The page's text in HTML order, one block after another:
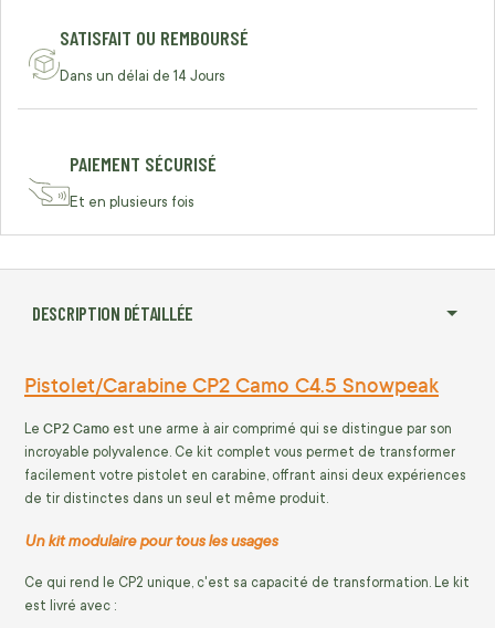
SATISFAIT OU REMBOURSÉ
Dans un délai de 14 Jours
PAIEMENT SÉCURISÉ
Et en plusieurs fois
DESCRIPTION DÉTAILLÉE
Pistolet/Carabine CP2 Camo C4.5 Snowpeak
Le CP2 Camo est une arme à air comprimé qui se distingue par son
incroyable polyvalence. Ce kit complet vous permet de transformer
facilement votre pistolet en carabine, offrant ainsi deux expériences
de tir distinctes dans un seul et même produit.
Un kit modulaire pour tous les usages
Ce qui rend le CP2 unique, c'est sa capacité de transformation. Le kit
est livré avec :